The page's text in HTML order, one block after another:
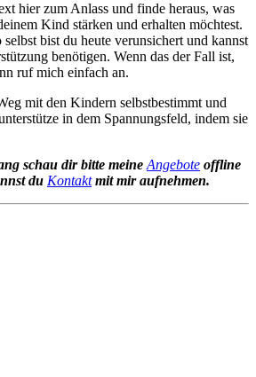
hier zum Anlass und finde heraus, was
Kind stärken und erhalten möchtest.
bist du heute verunsichert und kannst
benötigen. Wenn das der Fall ist,
ruf mich einfach an.
mit den Kindern selbstbestimmt und
in dem Spannungsfeld, indem sie
schau dir bitte meine Angebote offline
du Kontaktmit mir aufnehmen.